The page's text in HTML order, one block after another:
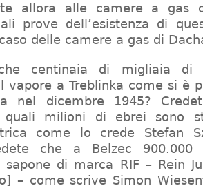
allora alle camere a gas
prove dell’esistenza di
delle camere a gas di
centinaia di migliaia di
vapore a Treblinka come si è
nel dicembre 1945?
quali milioni di ebrei sono
come lo crede Stefan
che a Belzec
di marca RIF – Rein
– come scrive Simon